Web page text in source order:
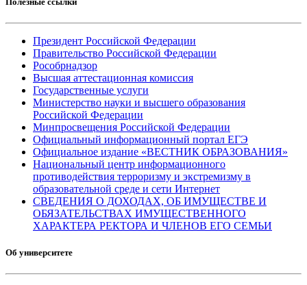
Президент Российской Федерации
Правительство Российской Федерации
Рособрнадзор
Высшая аттестационная комиссия
Государственные услуги
Министерство науки и высшего образования
Российской Федерации
Минпросвещения Российской Федерации
Официальный информационный портал ЕГЭ
Официальное издание «ВЕСТНИК ОБРАЗОВАНИЯ»
Национальный центр информационного
противодействия терроризму и экстремизму в
образовательной среде и сети Интернет
СВЕДЕНИЯ О ДОХОДАХ, ОБ ИМУЩЕСТВЕ И
ОБЯЗАТЕЛЬСТВАХ ИМУЩЕСТВЕННОГО
ХАРАКТЕРА РЕКТОРА И ЧЛЕНОВ ЕГО СЕМЬИ
Об университете